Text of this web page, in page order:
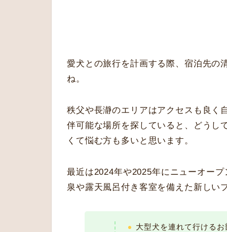
愛犬との旅行を計画する際、宿泊先の
ね。
秩父や長瀞のエリアはアクセスも良く
伴可能な場所を探していると、どうし
くて悩む方も多いと思います。
最近は2024年や2025年にニューオー
泉や露天風呂付き客室を備えた新しい
大型犬を連れて行けるお